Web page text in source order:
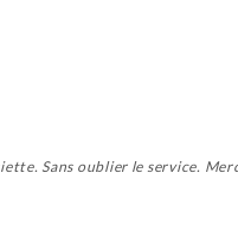
Sans oublier le service.